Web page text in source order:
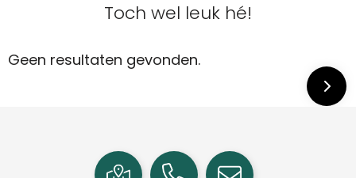
Toch wel leuk hé!
Geen resultaten gevonden.